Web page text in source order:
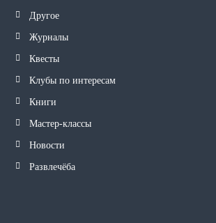
Другое
Журналы
Квесты
Клубы по интересам
Книги
Мастер-классы
Новости
Развлечёба